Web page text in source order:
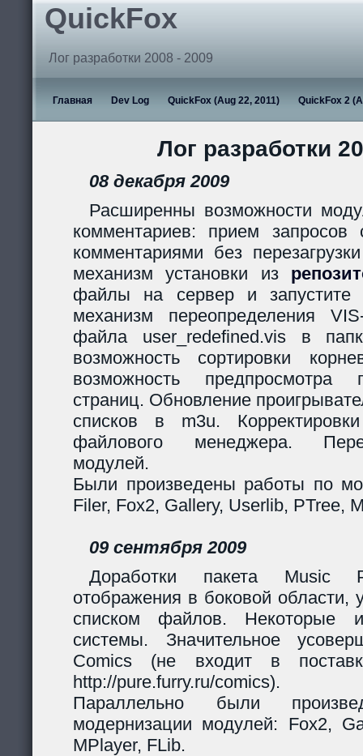
QuickFox
Лог разработки 2008 - 2009
Главная Dev Log QuickFox (Aug 22, 2011) QuickFox 2
Лог разработки
08 декабря 2009
Расширенны возможности
комментариев: прием запросов
комментариями без
механизм установки из
файлы на сервер и запустите
механизм переопределения
файла user_redefined.vis в
возможность сортировки
возможность предпросмотра
страниц. Обновление
списков в m3u.
файлового менеджера.
модулей.
Были произведены работы по
Filer, Fox2, Gallery, Userlib, PTree,
09 сентября 2009
Доработки пакета Music
отображения в боковой области,
списком файлов. Некоторые
системы. Значительное
Comics (не входит в
http://pure.furry.ru/comics).
Параллельно были
модернизации модулей: Fox2,
MPlayer, FLib.